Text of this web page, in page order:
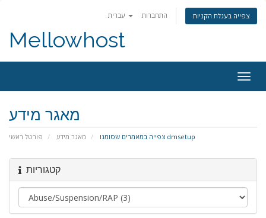
התחברות צפייה בעגלת הקניות
Mellowhost
מאגר מידע
פורטל ראשי מאגר מידע צפייה במאמרים שסומנו dmsetup
קטגוריות